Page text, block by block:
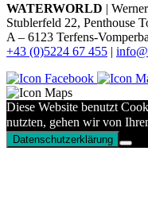
WATERWORLD |
Stublerfeld 22, Penthouse
A – 6123 Terfens-
+43 (0)5224 67 455 |
Diese Website benutzt
nutzten, gehen wir von
Datenschutzerklärung